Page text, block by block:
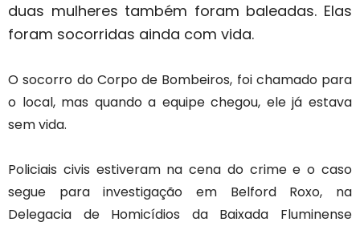
duas mulheres também foram baleadas. Elas
foram socorridas ainda com vida.
O socorro do Corpo de Bombeiros, foi chamado para
o local, mas quando a equipe chegou, ele já estava
sem vida.
Policiais civis estiveram na cena do crime e o caso
segue para investigação em Belford Roxo, na
Delegacia de Homicídios da Baixada Fluminense